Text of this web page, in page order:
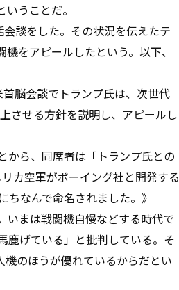
うことだ。
談をした。その状況を伝えたテ
をアピールしたという。以下、
脳会談でトランプ氏は、次世代
させる方針を説明し、アピールし
ら、同席者は「トランプ氏との
カ空軍がボーイング社と開発する
なんで命名されました。》
まは戦闘機自慢などする時代で
鹿げている」と批判している。そ
のほうが優れているからだとい